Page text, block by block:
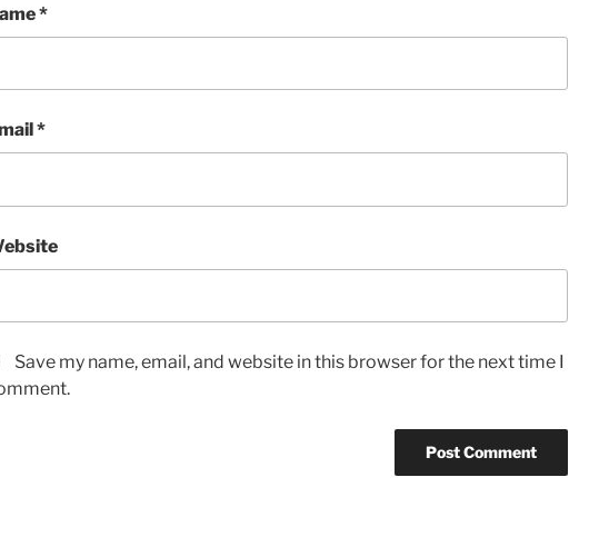
*
*
Save my name, email, and website in this browser for the next time I